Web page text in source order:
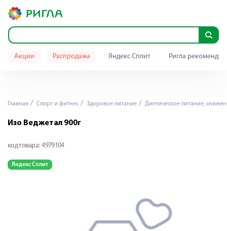
Акции Распродажа Яндекс Сплит Ригла
Главная Спорт и фитнес Здоровое питание Диетическое питание,
Изо Веджетал 900г
код товара: 4979104
Яндекс Сплит